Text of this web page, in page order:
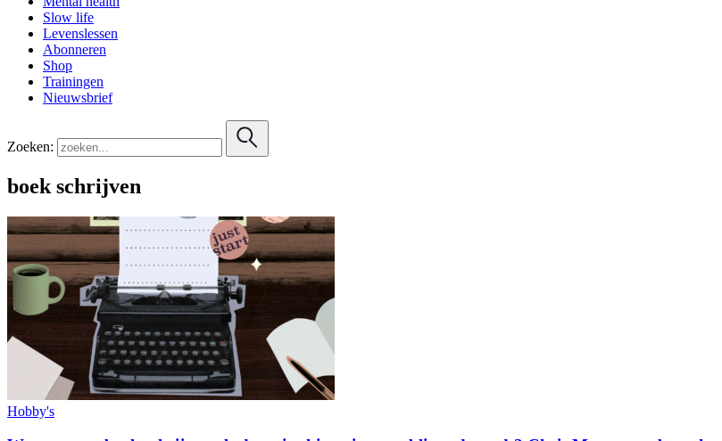
Slow life
Levenslessen
Abonneren
Shop
Trainingen
Nieuwsbrief
Zoeken:
boek schrijven
Hobby's